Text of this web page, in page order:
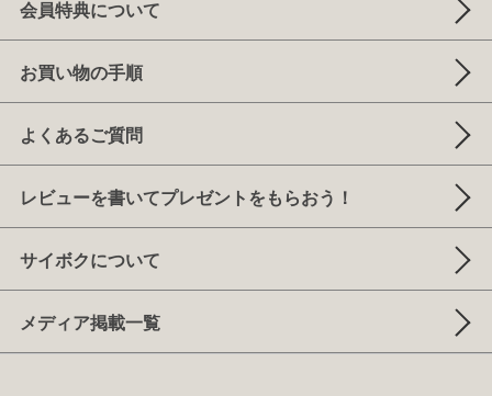
会員特典について
お買い物の手順
よくあるご質問
レビューを書いてプレゼントをもらおう！
サイボクについて
メディア掲載一覧